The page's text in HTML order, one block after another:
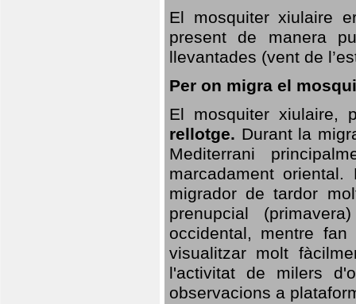
El mosquiter xiulaire
present de manera
llevantades (vent de
Per on migra el
El mosquiter xiulaire,
rellotge. Durant la
Mediterrani
marcadament
migrador de tardor
prenupcial
occidental, mentre
visualitzar molt
l'activitat de milers
observacions a